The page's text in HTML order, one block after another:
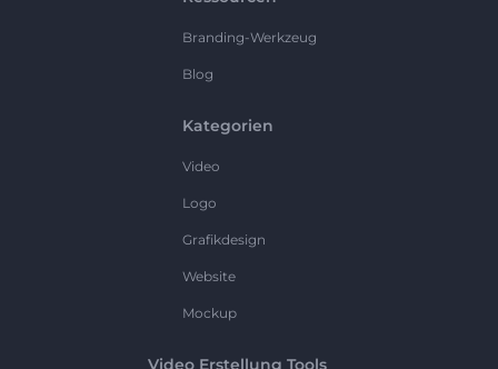
Branding-Werkzeug
Blog
Kategorien
Video
Logo
Grafikdesign
Website
Mockup
Video Erstellung Tools